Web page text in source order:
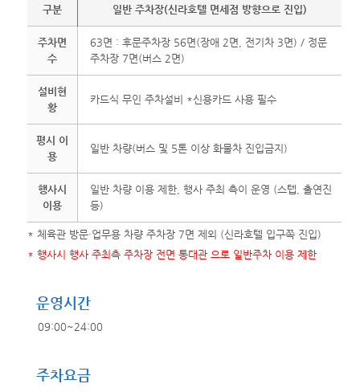
구분 일반 주차장(신라호텔 면세점 방향으로 진입)
주차면
수
63면 : 후문주차장 56면(장애 2면, 전기차 3면) / 정문
주차장 7면(버스 2면)
설비현
황
카드식 무인 주차설비 *신용카드 사용 필수
평시 이
용
일반 차량(버스 및 5톤 이상 화물차 진입금지)
행사시
이용
일반 차량 이용 제한, 행사 주최 측이 운영 (스텝, 출연진
등)
* 체육관 방문·업무용 차량 주차장 7면 제외 (신라호텔 입구쪽 진입)
* 행사시 행사 주최측 주차장 전면 통대관 으로 일반주차 이용 제한
운영시간
09:00~24:00
주차요금